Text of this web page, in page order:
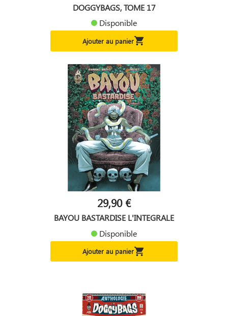
DOGGYBAGS, TOME 17
Disponible
Ajouter au panier
29,90 €
BAYOU BASTARDISE L'INTEGRALE
Disponible
Ajouter au panier